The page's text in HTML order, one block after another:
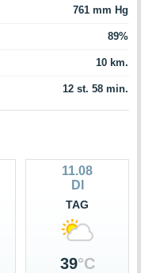
761 mm Hg
89%
10 km.
12 st. 58 min.
11.08
DI
TAG
39°C